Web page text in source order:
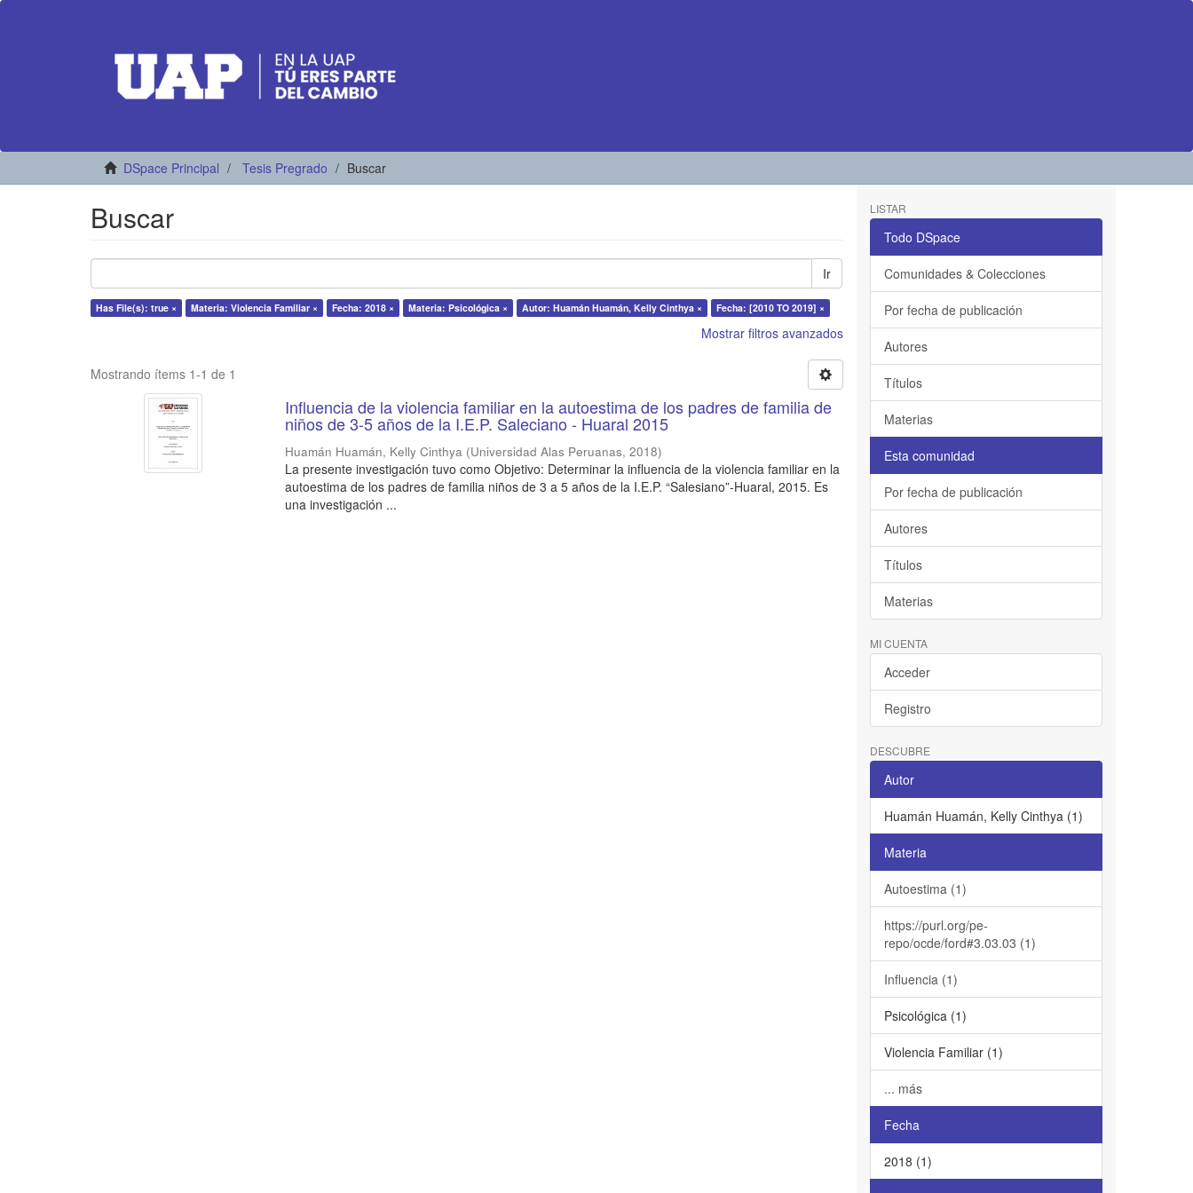
DSpace Principal Tesis Pregrado Buscar
Buscar
Ir
Has File(s): true × Materia: Violencia Familiar × Fecha: 2018 × Materia: Psicológica × Autor: Huamán Huamán, Kelly Cinthya × Fecha: [2010 TO 2019] ×
Mostrar filtros avanzados
Mostrando ítems 1-1 de 1
Influencia de la violencia familiar en la autoestima de los padres de familia de
niños de 3-5 años de la I.E.P. Saleciano - Huaral 2015
Huamán Huamán, Kelly Cinthya (Universidad Alas Peruanas,2018)
La presente investigación tuvo como Objetivo: Determinar la influencia de la violencia familiar en la
autoestima de los padres de familia niños de 3 a 5 años de la I.E.P. “Salesiano”-Huaral, 2015. Es
una investigación ...
LISTAR
Todo DSpace
Comunidades & Colecciones
Por fecha de publicación
Autores
Títulos
Materias
Esta comunidad
Por fecha de publicación
Autores
Títulos
Materias
MI CUENTA
Acceder
Registro
DESCUBRE
Autor
Huamán Huamán, Kelly Cinthya (1)
Materia
Autoestima (1)
https://purl.org/pe-
repo/ocde/ford#3.03.03 (1)
Influencia (1)
Psicológica (1)
Violencia Familiar (1)
... más
Fecha
2018 (1)